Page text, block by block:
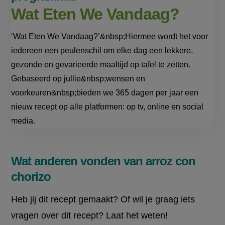
Wat Eten We Vandaag?
‘Wat Eten We Vandaag?’&nbsp;Hiermee wordt het voor
iedereen een peulenschil om elke dag een lekkere,
gezonde en gevarieerde maaltijd op tafel te zetten.
Gebaseerd op jullie&nbsp;wensen en
voorkeuren&nbsp;bieden we 365 dagen per jaar een
nieuw recept op alle platformen: op tv, online en social
media.
Wat anderen vonden van arroz con
chorizo
Heb jij dit recept gemaakt? Of wil je graag iets
vragen over dit recept? Laat het weten!